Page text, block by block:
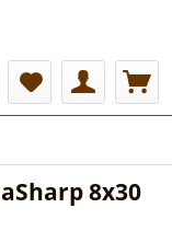
8x30